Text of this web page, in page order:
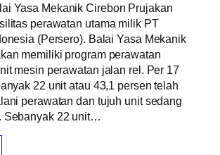
Yasa Mekanik Cirebon Prujakan
perawatan utama milik PT
(Persero). Balai Yasa Mekanik
memiliki program perawatan
mesin perawatan jalan rel. Per 17
22 unit atau 43,1 persen telah
perawatan dan tujuh unit sedang
Sebanyak 22 unit…